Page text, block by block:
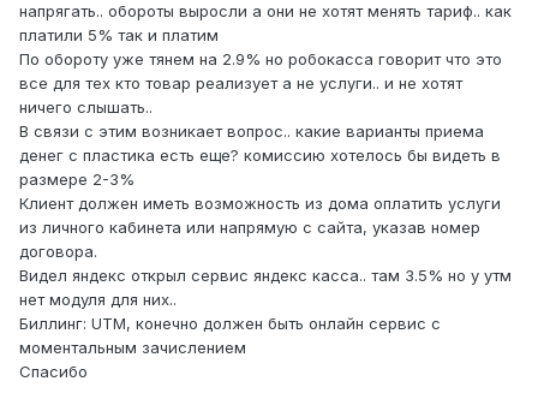
напрягать.. обороты выросли а они не хотят менять тариф.. как
платили 5% так и платим
По обороту уже тянем на 2.9% но робокасса говорит что это
все для тех кто товар реализует а не услуги.. и не хотят
ничего слышать..
В связи с этим возникает вопрос.. какие варианты приема
денег с пластика есть еще? комиссию хотелось бы видеть в
размере 2-3%
Клиент должен иметь возможность из дома оплатить услуги
из личного кабинета или напрямую с сайта, указав номер
договора.
Видел яндекс открыл сервис яндекс касса.. там 3.5% но у утм
нет модуля для них..
Биллинг: UTM, конечно должен быть онлайн сервис с
моментальным зачислением
Спасибо